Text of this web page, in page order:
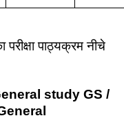
पाठ्यक्रम नीचे
study GS /